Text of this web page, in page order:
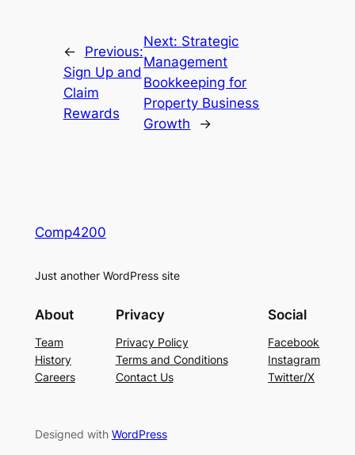
←
Previous:
Sign Up and
Claim
Rewards
Next: Strategic
Management
Bookkeeping for
Property Business
Growth
→
Comp4200
Just another WordPress site
About
Team
History
Careers
Privacy
Privacy Policy
Terms and Conditions
Contact Us
Social
Facebook
Instagram
Twitter/X
Designed with WordPress